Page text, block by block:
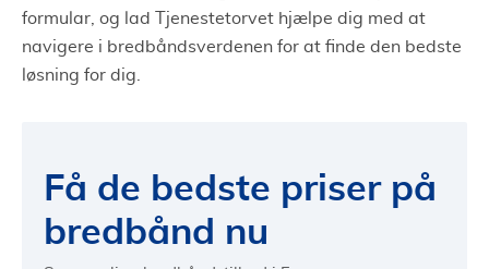
formular, og lad Tjenestetorvet hjælpe dig med at
navigere i bredbåndsverdenen for at finde den bedste
løsning for dig.
Få de bedste priser på
bredbånd nu